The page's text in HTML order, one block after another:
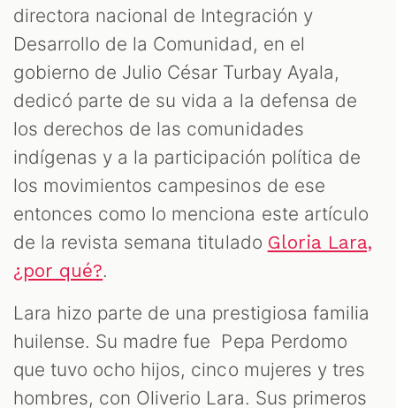
directora nacional de Integración y
Desarrollo de la Comunidad, en el
gobierno de Julio César Turbay Ayala,
dedicó parte de su vida a la defensa de
los derechos de las comunidades
indígenas y a la participación política de
los movimientos campesinos de ese
entonces como lo menciona este artículo
de la revista semana titulado Gloria Lara,
¿por qué?.
Lara hizo parte de una prestigiosa familia
huilense. Su madre fue Pepa Perdomo
que tuvo ocho hijos, cinco mujeres y tres
hombres, con Oliverio Lara. Sus primeros